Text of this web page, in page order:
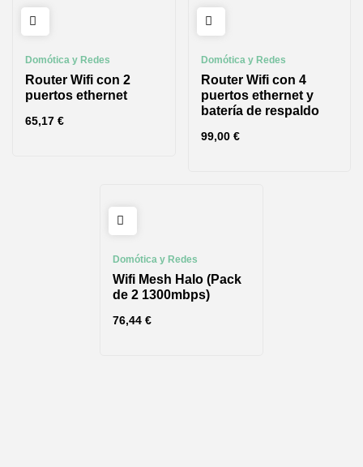
Domótica y Redes
Router Wifi con 2
puertos ethernet
65,17 €
Domótica y Redes
Router Wifi con 4
puertos ethernet y
batería de respaldo
99,00 €
Domótica y Redes
Wifi Mesh Halo (Pack
de 2 1300mbps)
76,44€